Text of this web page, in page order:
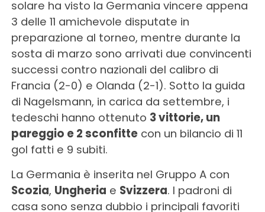
solare ha visto la Germania vincere appena
3 delle 11 amichevole disputate in
preparazione al torneo, mentre durante la
sosta di marzo sono arrivati due convincenti
successi contro nazionali del calibro di
Francia (2-0) e Olanda (2-1). Sotto la guida
di Nagelsmann, in carica da settembre, i
tedeschi hanno ottenuto 3 vittorie, un
pareggio e 2 sconfittecon un bilancio di 11
gol fatti e 9 subiti.
La Germania è inserita nel Gruppo A con
Scozia, Ungheria e Svizzera. I padroni di
casa sono senza dubbio i principali favoriti